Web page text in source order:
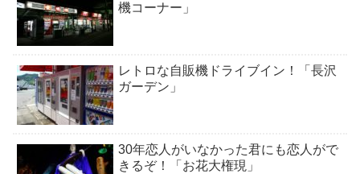
機コーナー」
レトロな自販機ドライブイン！「長沢
ガーデン」
30年恋人がいなかった君にも恋人がで
きるぞ！「お花大権現」